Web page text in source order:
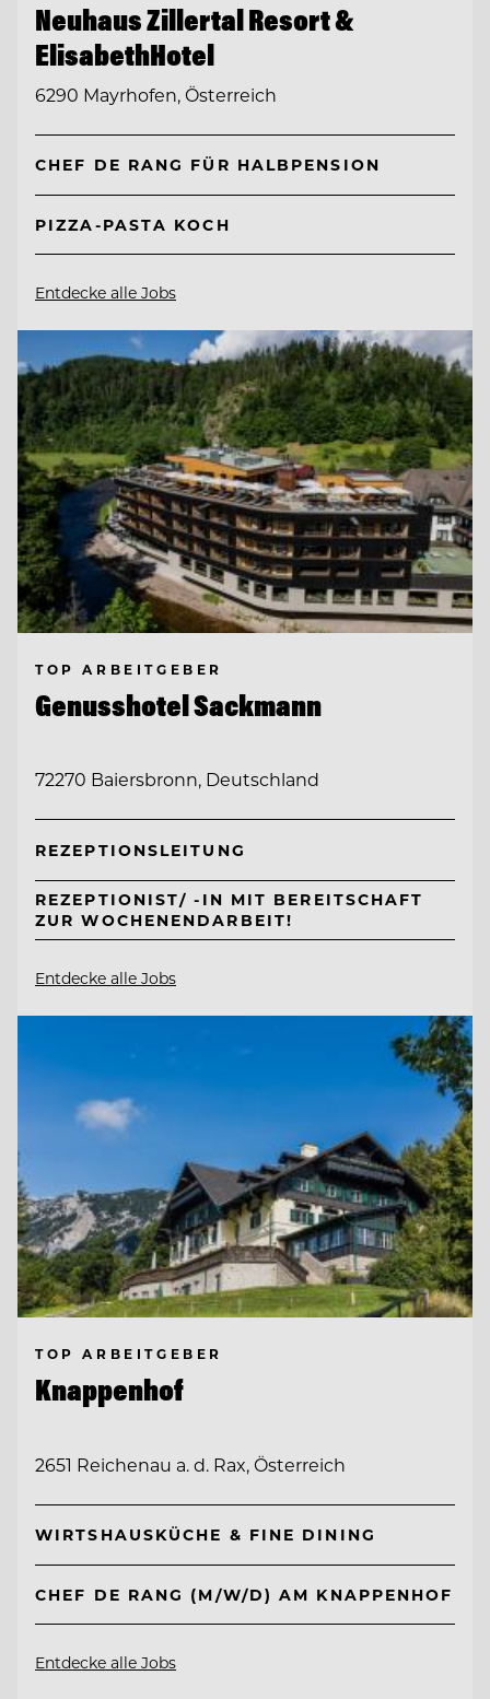
Neuhaus Zillertal Resort &
ElisabethHotel
6290 Mayrhofen, Österreich
CHEF DE RANG FÜR HALBPENSION
PIZZA-PASTA KOCH
Entdecke alle Jobs
TOP ARBEITGEBER
Genusshotel Sackmann
72270 Baiersbronn, Deutschland
REZEPTIONSLEITUNG
REZEPTIONIST/ -IN MIT BEREITSCHAFT
ZUR WOCHENENDARBEIT!
Entdecke alle Jobs
TOP ARBEITGEBER
Knappenhof
2651 Reichenau a. d. Rax, Österreich
WIRTSHAUSKÜCHE & FINE DINING
CHEF DE RANG (M/W/D) AM KNAPPENHOF
Entdecke alle Jobs